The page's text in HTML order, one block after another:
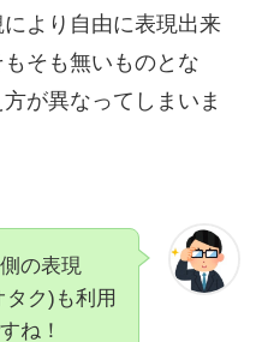
より自由に表現出来
そも無いものとな
が異なってしまいま
の表現
ク)も利用
ね！